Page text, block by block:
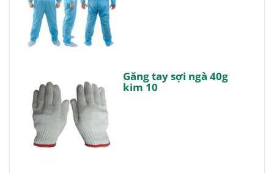
Găng tay sợi ngà 40g
kim 10